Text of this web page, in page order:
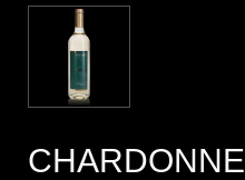
CHARDONNE